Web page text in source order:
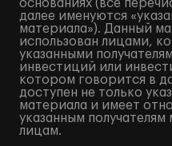
основаниях (все
далее именуются
материала»). Данный
использован лицами,
указанными
инвестиций или
котором говорится в
доступен не только
материала и имеет
указанным
лицам.